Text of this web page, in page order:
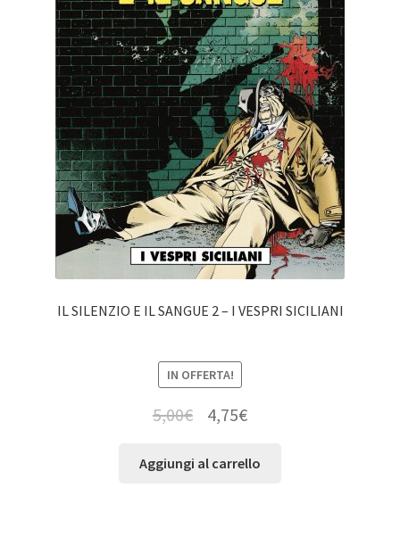
IL SILENZIO E IL SANGUE 2 – I VESPRI SICILIANI
IN OFFERTA!
5,00€ 4,75€
Aggiungi al carrello